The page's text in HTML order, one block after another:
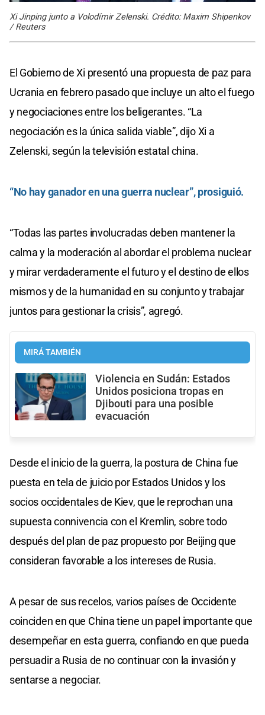
Xi Jinping junto a Volodímir Zelenski. Crédito: Maxim Shipenkov
/ Reuters
El Gobierno de Xi presentó una propuesta de paz para
Ucrania en febrero pasado que incluye un alto el fuego
y negociaciones entre los beligerantes. “La
negociación es la única salida viable”, dijo Xi a
Zelenski, según la televisión estatal china.
“No hay ganador en una guerra nuclear”, prosiguió.
“Todas las partes involucradas deben mantener la
calma y la moderación al abordar el problema nuclear
y mirar verdaderamente el futuro y el destino de ellos
mismos y de la humanidad en su conjunto y trabajar
juntos para gestionar la crisis”, agregó.
MIRÁ TAMBIÉN
Violencia en Sudán: Estados
Unidos posiciona tropas en
Djibouti para una posible
evacuación
Desde el inicio de la guerra, la postura de China fue
puesta en tela de juicio por Estados Unidos y los
socios occidentales de Kiev, que le reprochan una
supuesta connivencia con el Kremlin, sobre todo
después del plan de paz propuesto por Beijing que
consideran favorable a los intereses de Rusia.
A pesar de sus recelos, varios países de Occidente
coinciden en que China tiene un papel importante que
desempeñar en esta guerra, confiando en que pueda
persuadir a Rusia de no continuar con la invasión y
sentarse a negociar.